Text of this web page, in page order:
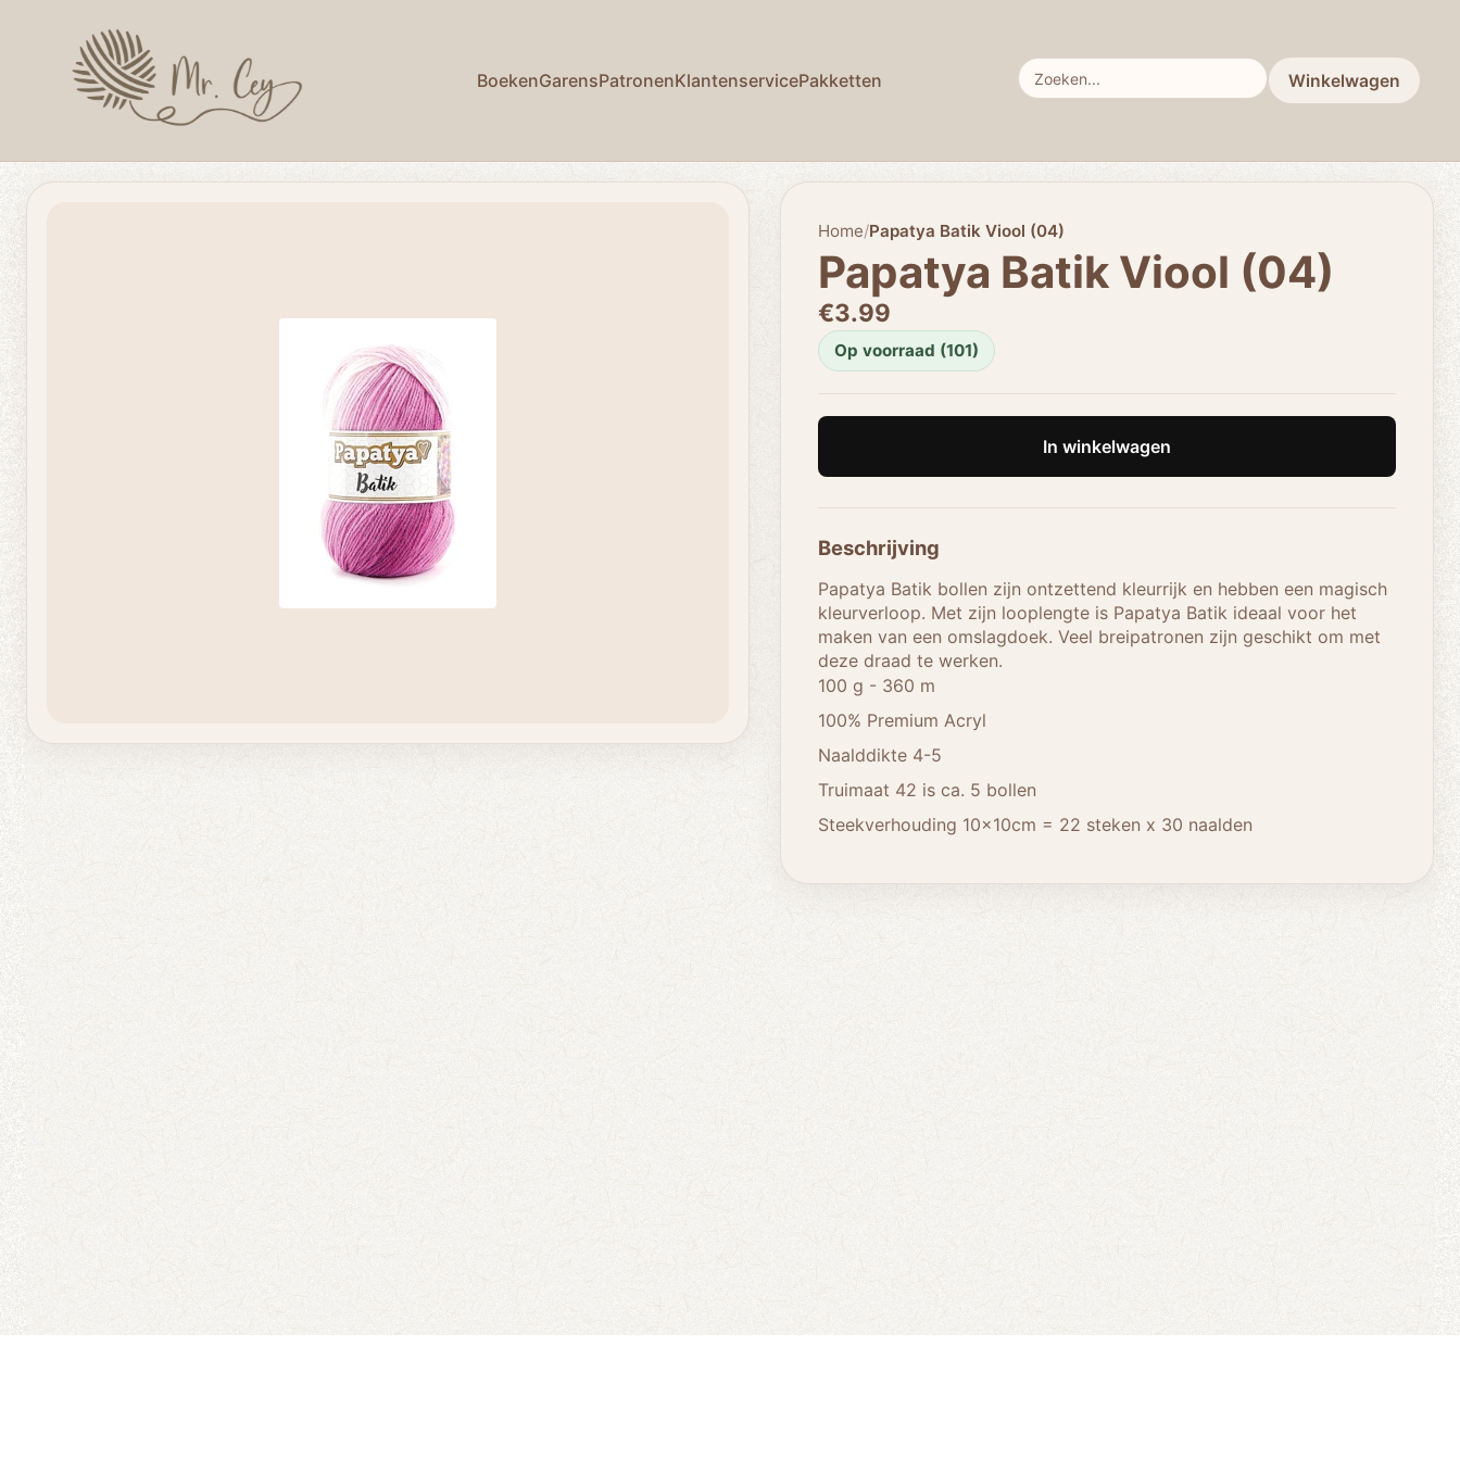
BoekenGarensPatronenKlantenservicePakketten Winkelwagen
Home/Papatya Batik Viool (04)
Papatya Batik Viool (04)
€3.99
Op voorraad (101)
In winkelwagen
Beschrijving
Papatya Batik bollen zijn ontzettend kleurrijk en hebben een magisch
kleurverloop. Met zijn looplengte is Papatya Batik ideaal voor het
maken van een omslagdoek. Veel breipatronen zijn geschikt om met
deze draad te werken.
100 g - 360 m
100% Premium Acryl
Naalddikte 4-5
Truimaat 42 is ca. 5 bollen
Steekverhouding 10x10cm = 22 steken x 30 naalden